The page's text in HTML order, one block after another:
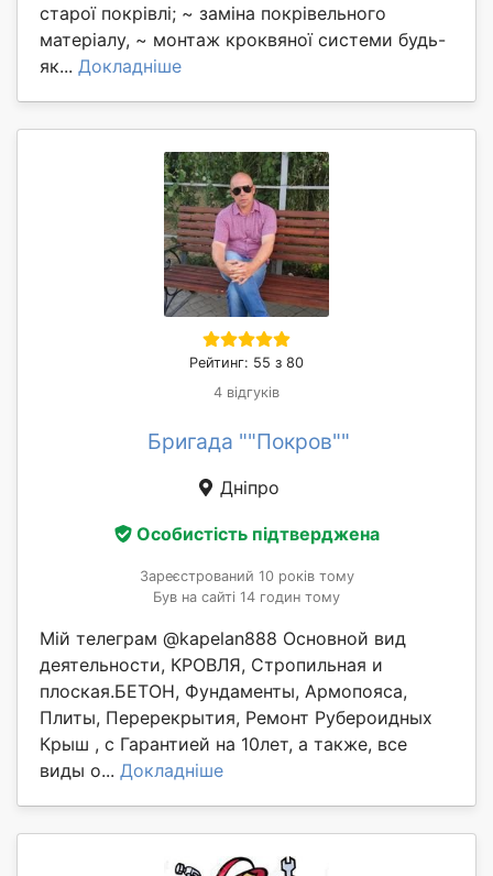
старої покрівлі; ~ заміна покрівельного
матеріалу, ~ монтаж кроквяної системи будь-
як... Докладніше
Рейтинг: 55 з 80
4 відгуків
Бригада ""Покров""
Дніпро
Особистість підтверджена
Зареєстрований 10 років тому
Був на сайті 14 годин тому
Мій телеграм @kapelan888 Основной вид
деятельности, КРОВЛЯ, Стропильная и
плоская.БЕТОН, Фундаменты, Армопояса,
Плиты, Перерекрытия, Ремонт Рубероидных
Крыш , с Гарантией на 10лет, а также, все
виды о... Докладніше